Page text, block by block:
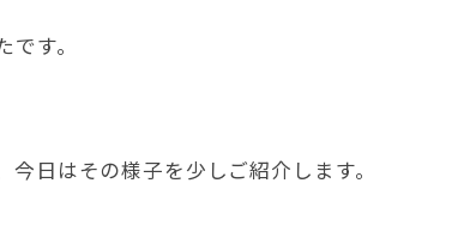
す。
日はその様子を少しご紹介します。